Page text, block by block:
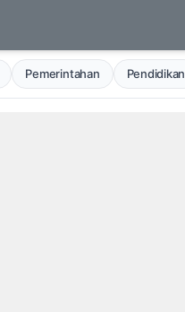
Pemerintahan Pendidikan